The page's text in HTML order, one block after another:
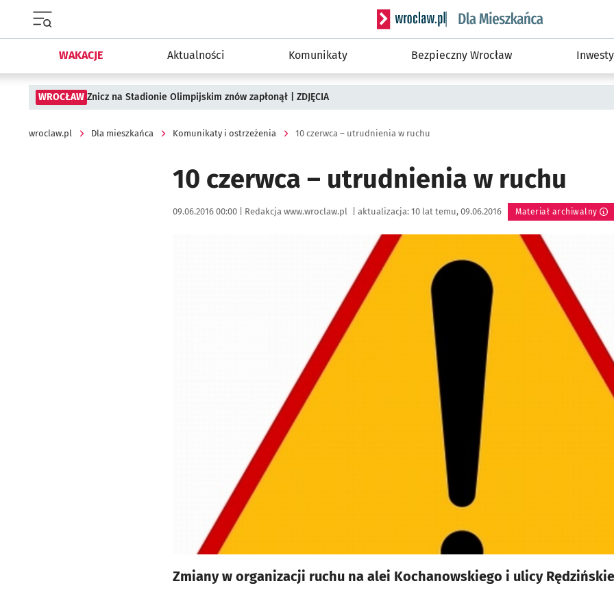
Serwis informacyjny wroclaw.pl podserwis: Dla
WAKACJE Aktualności Komunikaty Bezpieczny Wrocław
WROCŁAW Znicz na Stadionie Olimpijskim znów zapłonął | ZDJĘCIA
wroclaw.pl Dla mieszkańca Komunikaty i ostrzeżenia 10 czerwca – utrudnienia w ruchu
10 czerwca – utrudnienia w ruchu
Data publikacji:
09.06.2016 00:00 | Autor:
Redakcja www.wroclaw.pl aktualizacja: 10 lat temu, 09.06.2016 Materiał archiwalny
Zmiany w organizacji ruchu na alei Kochanowskiego i ulicy